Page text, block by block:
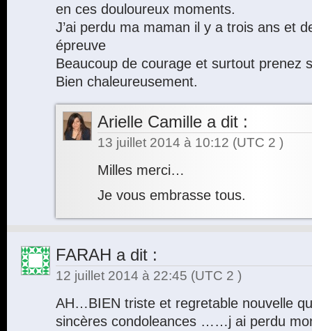
en ces douloureux moments.
J’ai perdu ma maman il y a trois ans et
épreuve
Beaucoup de courage et surtout prenez
Bien chaleureusement.
Arielle Camille a dit :
13 juillet 2014 à 10:12 (UTC 2 )
Milles merci…
Je vous embrasse tous.
FARAH a dit :
12 juillet 2014 à 22:45 (UTC 2 )
AH…BIEN triste et regretable nouvelle
sincères condoleances ……j ai perdu